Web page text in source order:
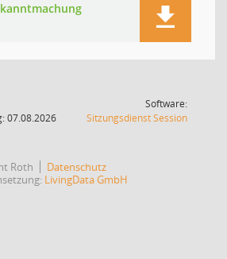
07.08.2026
Software:
SitzungsdienstSession(Wird in
Roth
Datenschutz
LivingData GmbH